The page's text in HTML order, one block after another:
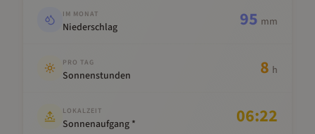
IM MONAT
Niederschlag 95 mm
PRO TAG
Sonnenstunden 8 h
LOKALZEIT
Sonnenaufgang * 06:22